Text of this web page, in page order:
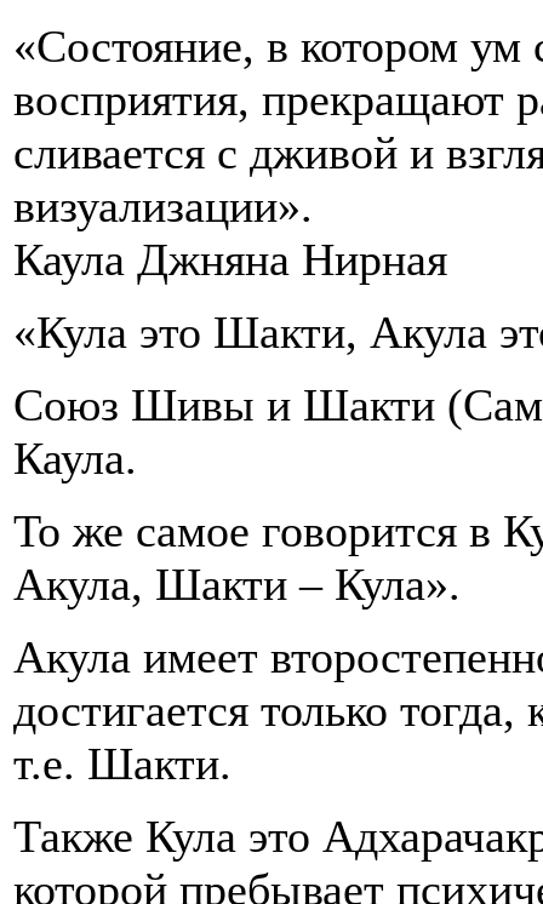
«Состояние, в котором ум
восприятия, прекращают
сливается с дживой и
визуализации».
Каула Джняна Нирная
«Кула это Шакти, Акула
Союз Шивы и Шакти
Каула.
То же самое говорится в
Акула, Шакти – Кула».
Акула имеет
достигается только
т.е. Шакти.
Также Кула это
которой пребывает